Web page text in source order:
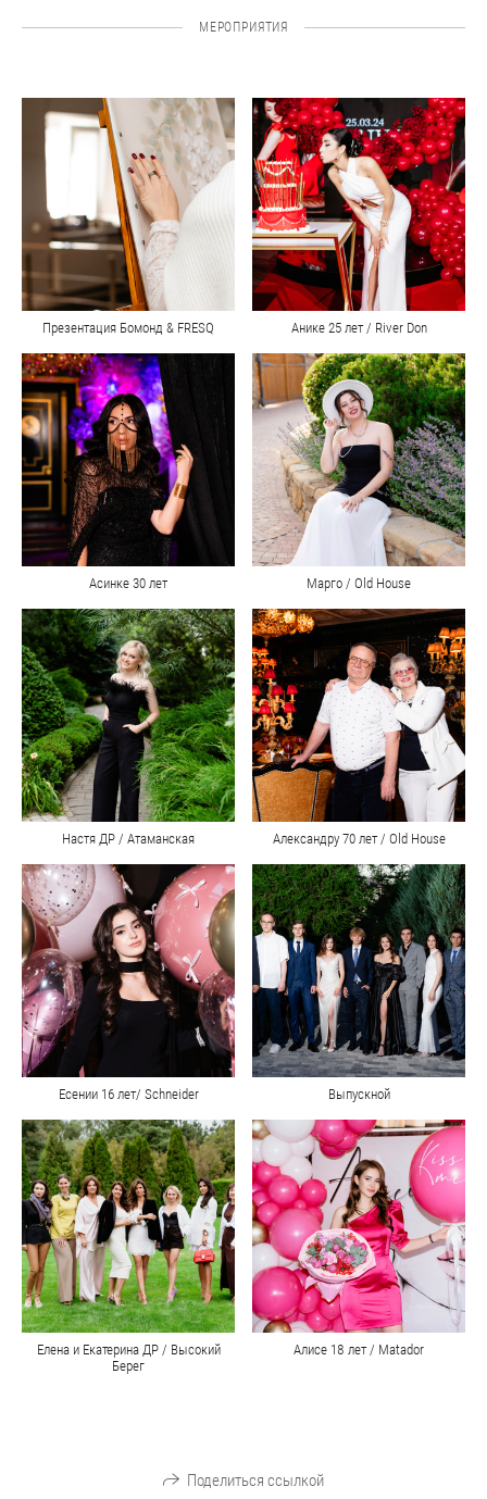
МЕРОПРИЯТИЯ
Презентация Бомонд & FRESQ Анике 25 лет / River Don
Асинке 30 лет Марго / Old House
Настя ДР / Атаманская Александру 70 лет / Old House
Есении 16 лет/ Schneider Выпускной
Елена и Екатерина ДР / Высокий
Берег
Алисе 18 лет / Matador
Поделиться ссылкой